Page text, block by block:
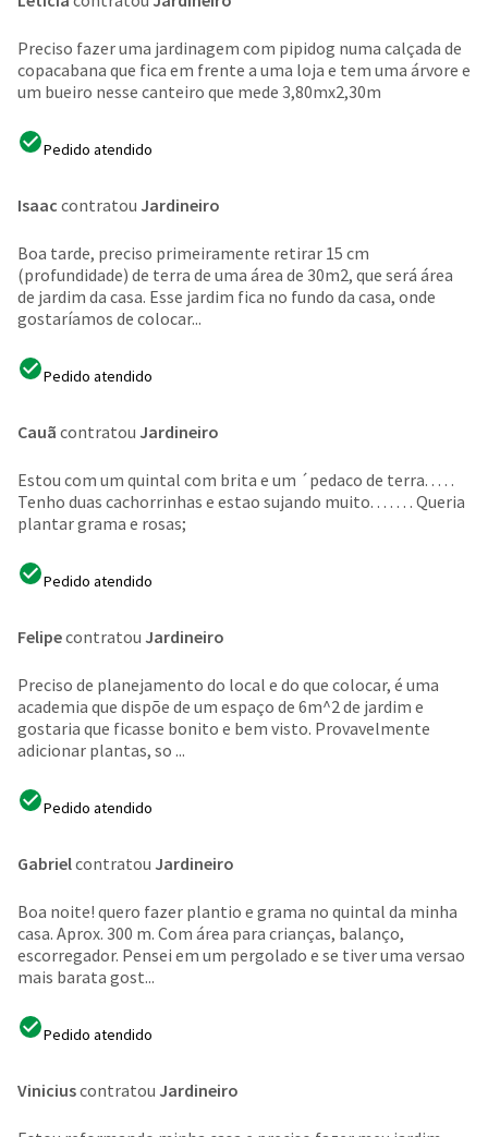
Preciso fazer uma jardinagem com pipidog numa calçada de
copacabana que fica em frente a uma loja e tem uma árvore e
um bueiro nesse canteiro que mede 3,80mx2,30m
Pedido atendido
Isaac contratou Jardineiro
Boa tarde, preciso primeiramente retirar 15 cm
(profundidade) de terra de uma área de 30m2, que será área
de jardim da casa. Esse jardim fica no fundo da casa, onde
gostaríamos de colocar...
Pedido atendido
Cauã contratou Jardineiro
Estou com um quintal com brita e um ´pedaco de terra. . . . .
Tenho duas cachorrinhas e estao sujando muito. . . . . . . Queria
plantar grama e rosas;
Pedido atendido
Felipecontratou Jardineiro
Preciso de planejamento do local e do que colocar, é uma
academia que dispõe de um espaço de 6m^2 de jardim e
gostaria que ficasse bonito e bem visto. Provavelmente
adicionar plantas, so ...
Pedido atendido
Gabrielcontratou Jardineiro
Boa noite! quero fazer plantio e grama no quintal da minha
casa. Aprox. 300 m. Com área para crianças, balanço,
escorregador. Pensei em um pergolado e se tiver uma versao
mais barata gost...
Pedido atendido
Viniciuscontratou Jardineiro